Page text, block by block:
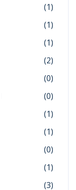
(1)
(1)
(1)
(2)
(0)
(0)
(1)
(1)
(0)
(1)
(3)